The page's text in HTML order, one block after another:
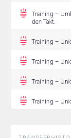
Training –
den Takt.
Training –
Training –
Training –
Training –